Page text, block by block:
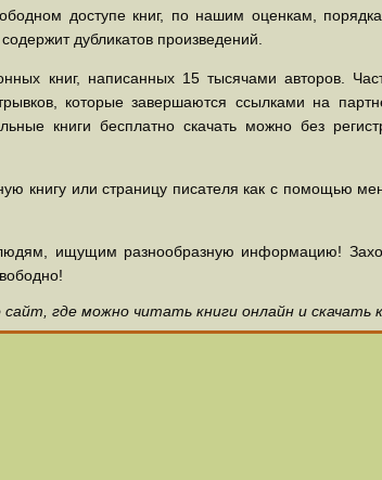
доступе книг, по нашим оценкам, порядка
дубликатов произведений.
книг, написанных 15 тысячами авторов.
которые завершаются ссылками на
книги бесплатно скачать можно без
книгу или страницу писателя как с помощью
ищущим разнообразную информацию!
где можно читать книги онлайн и скачать